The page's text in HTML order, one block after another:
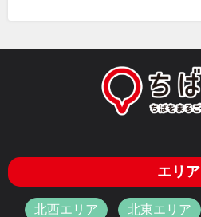
エリア
北西エリア 北東エリア